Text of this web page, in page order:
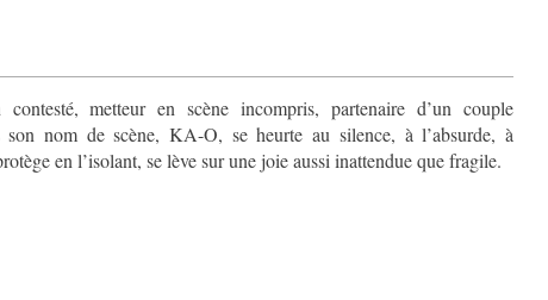
metteur en scène incompris, partenaire d’un couple
nom de scène, KA-O, se heurte au silence, à l’absurde, à
en l’isolant, se lève sur une joie aussi inattendue que fragile.